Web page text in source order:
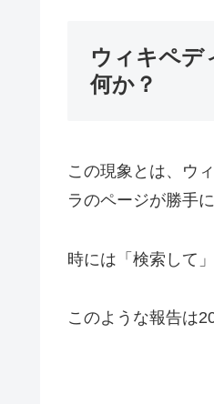
ウィキペデ
何か？
この現象とは、ウ
ラのページが勝手
時には「検索して
このような報告は